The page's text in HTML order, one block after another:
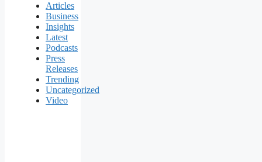
Articles
Business
Insights
Latest
Podcasts
Press
Releases
Trending
Uncategorized
Video